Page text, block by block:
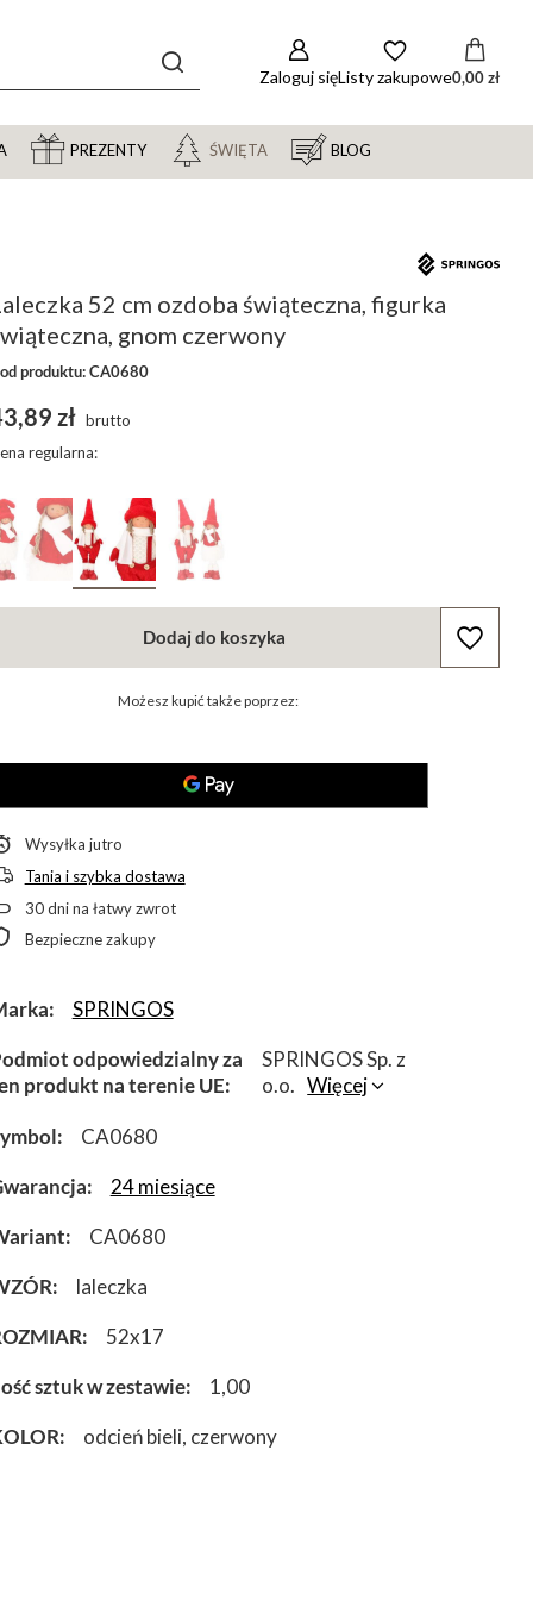
Zaloguj sięListy zakupowe0,00 zł
PREZENTY ŚWIĘTA BLOG
52 cm ozdoba świąteczna, figurka
gnom czerwony
produktu: CA0680
zł brutto
regularna:
Dodaj do koszyka
Możesz kupić także poprzez:
Wysyłka jutro
Tania i szybka dostawa
30dni na łatwy zwrot
Bezpieczne zakupy
SPRINGOS
odpowiedzialny za
produkt na terenie UE
SPRINGOS Sp. z
o.o. Więcej
CA0680
24 miesiące
CA0680
laleczka
52x17
sztuk w zestawie
1,00
odcień bieli czerwony